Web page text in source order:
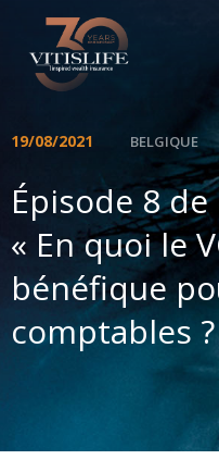
19/08/2021 BELGIQUE
Épisode 8
« En quoi le
bénéfique
comptables